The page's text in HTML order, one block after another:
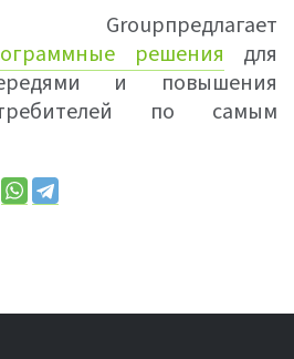
Groupпредлагает
решения для
и повышения
по самым